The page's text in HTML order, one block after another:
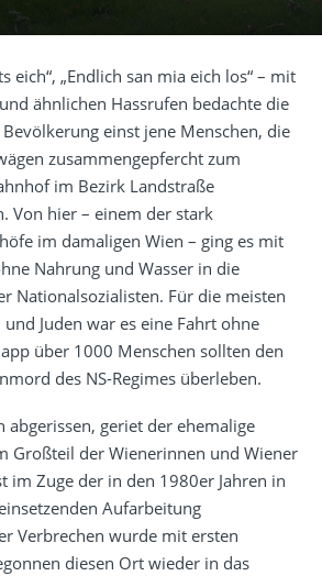
eich“, „Endlich san mia eich los“ – mit
ähnlichen Hassrufen bedachte die
einst jene Menschen, die
zusammengepfercht zum
im Bezirk Landstraße
Von hier – einem der stark
im damaligen Wien – ging es mit
Nahrung und Wasser in die
Nationalsozialisten. Für die meisten
Juden war es eine Fahrt ohne
über 1000 Menschen sollten den
des NS-Regimes überleben.
abgerissen, geriet der ehemalige
Großteil der Wienerinnen und Wiener
im Zuge der in den 1980er Jahren in
Aufarbeitung
Verbrechen wurde mit ersten
diesen Ort wieder in das